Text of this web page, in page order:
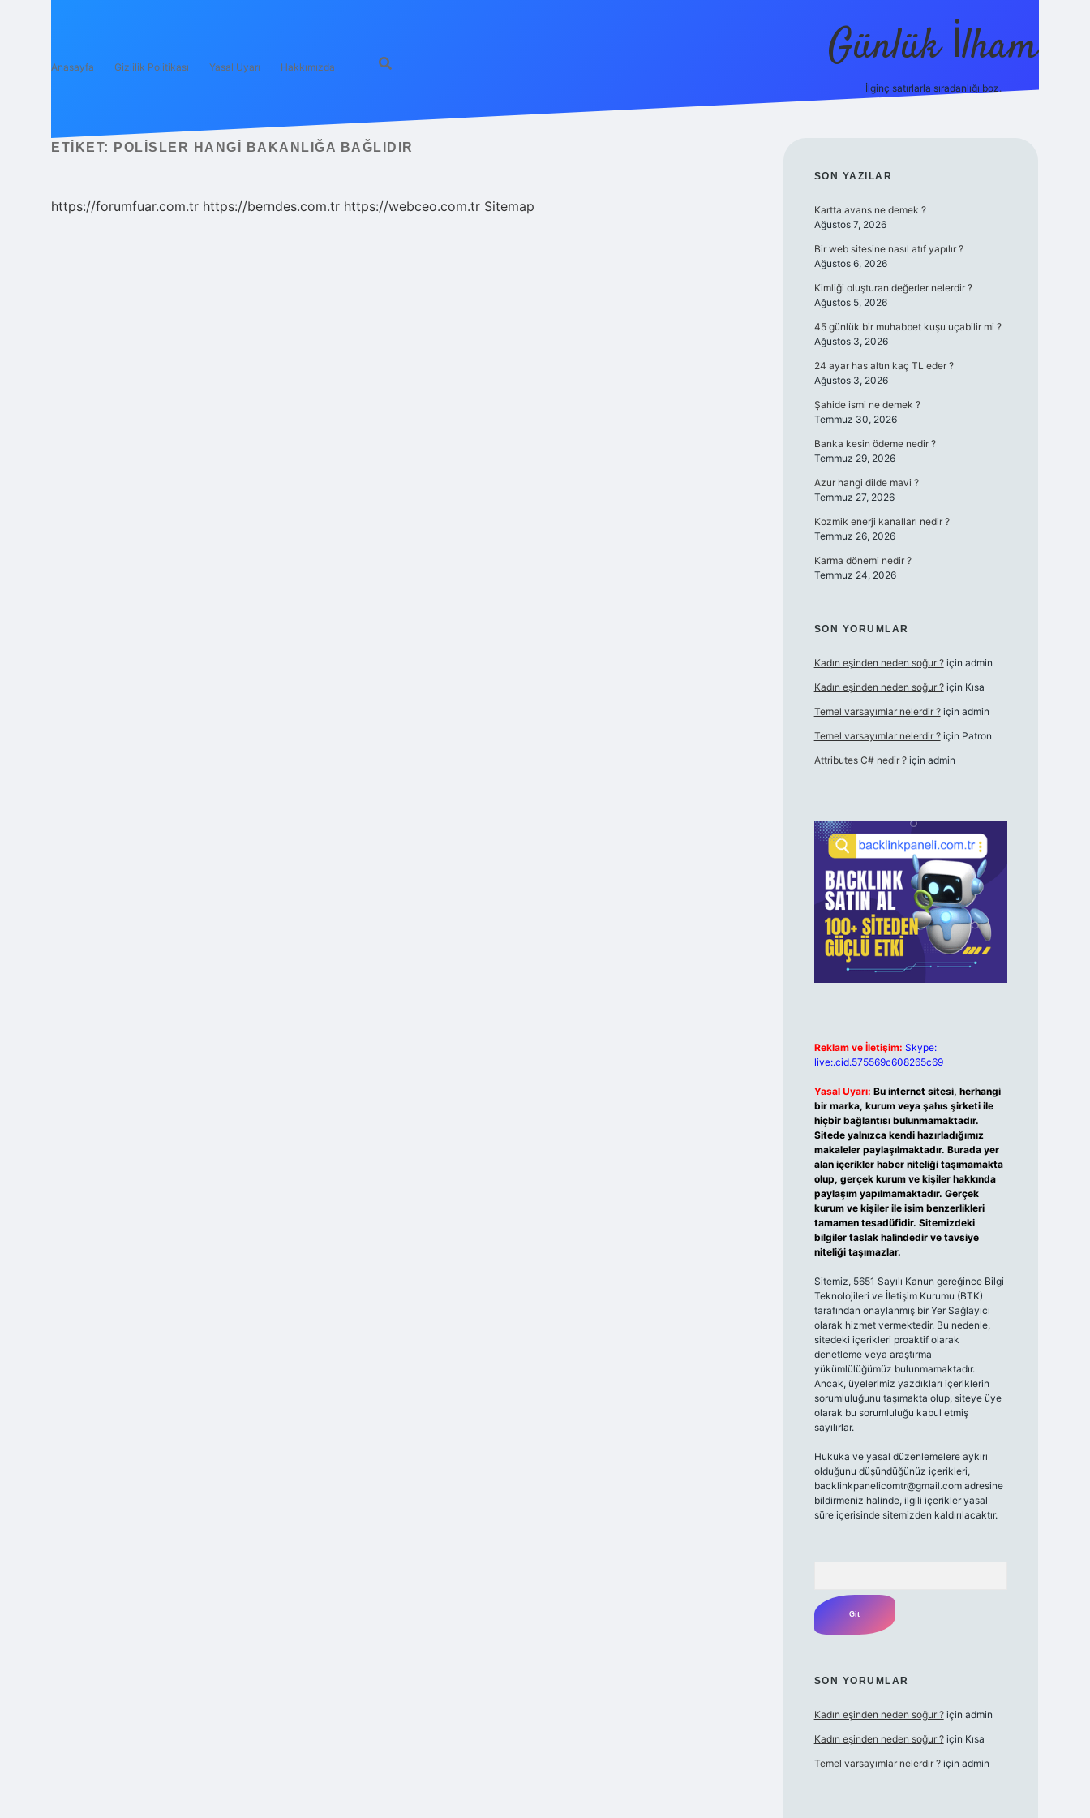
Anasayfa Gizlilik Politikası Yasal Uyarı Hakkımızda Günlük İlham
İlginç satırlarla sıradanlığı boz.
ETIKET: POLISLER HANGI BAKANLIĞA BAĞLIDIR
https://forumfuar.com.tr https://berndes.com.tr https://webceo.com.tr Sitemap
SIDEBAR
SON YAZILAR
Kartta avans ne demek ?
Ağustos 7, 2026
Bir web sitesine nasıl atıf yapılır ?
Ağustos 6, 2026
Kimliği oluşturan değerler nelerdir ?
Ağustos 5, 2026
45 günlük bir muhabbet kuşu uçabilir mi ?
Ağustos 3, 2026
24 ayar has altın kaç TL eder ?
Ağustos 3, 2026
Şahide ismi ne demek ?
Temmuz 30, 2026
Banka kesin ödeme nedir ?
Temmuz 29, 2026
Azur hangi dilde mavi ?
Temmuz 27, 2026
Kozmik enerji kanalları nedir ?
Temmuz 26, 2026
Karma dönemi nedir ?
Temmuz 24, 2026
SON YORUMLAR
Kadın eşinden neden soğur ?için admin
Kadın eşinden neden soğur ?için Kısa
Temel varsayımlar nelerdir ?için admin
Temel varsayımlar nelerdir ?için Patron
Attributes C# nedir ?için admin
Reklam ve İletişim: Skype:
live:.cid.575569c608265c69
Yasal Uyarı: Bu internet sitesi, herhangi
bir marka, kurum veya şahıs şirketi ile
hiçbir bağlantısı bulunmamaktadır.
Sitede yalnızca kendi hazırladığımız
makaleler paylaşılmaktadır. Burada yer
alan içerikler haber niteliği taşımamakta
olup, gerçek kurum ve kişiler hakkında
paylaşım yapılmamaktadır. Gerçek
kurum ve kişiler ile isim benzerlikleri
tamamen tesadüfidir. Sitemizdeki
bilgiler taslak halindedir ve tavsiye
niteliği taşımazlar.
Sitemiz, 5651 Sayılı Kanun gereğince Bilgi
Teknolojileri ve İletişim Kurumu (BTK)
tarafından onaylanmış bir Yer Sağlayıcı
olarak hizmet vermektedir. Bu nedenle,
sitedeki içerikleri proaktif olarak
denetleme veya araştırma
yükümlülüğümüz bulunmamaktadır.
Ancak, üyelerimiz yazdıkları içeriklerin
sorumluluğunu taşımakta olup, siteye üye
olarak bu sorumluluğu kabul etmiş
sayılırlar.
Hukuka ve yasal düzenlemelere aykırı
olduğunu düşündüğünüz içerikleri,
backlinkpanelicomtr@gmail.comadresine
bildirmeniz halinde, ilgili içerikler yasal
süre içerisinde sitemizden kaldırılacaktır.
SON YORUMLAR
Kadın eşinden neden soğur ?için admin
Kadın eşinden neden soğur ?için Kısa
Temel varsayımlar nelerdir ?için admin